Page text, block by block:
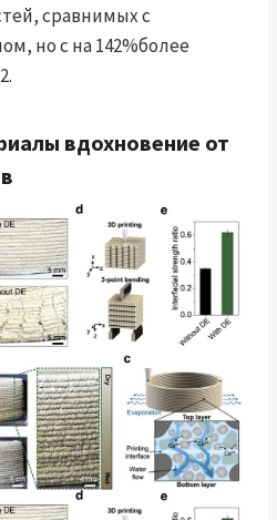
сравнимых с
но с на 142%более
вдохновение от